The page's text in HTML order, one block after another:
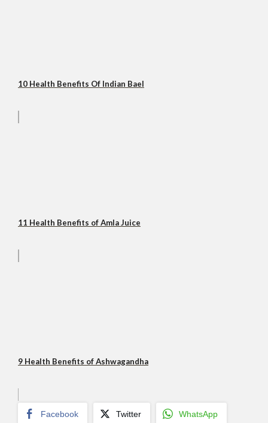
10 Health Benefits Of Indian Bael
11 Health Benefits of Amla Juice
9 Health Benefits of Ashwagandha
Facebook Twitter WhatsApp